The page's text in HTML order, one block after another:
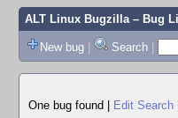
ALT Linux Bugzilla– Bug
New bug | Search |
One bug found
Edit Search